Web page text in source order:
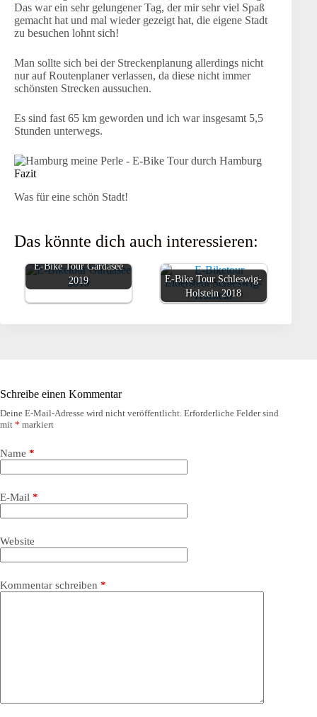
Das war ein sehr gelungener Tag, der mir sehr viel Spaß
gemacht hat und mal wieder gezeigt hat, die eigene Stadt
zu besuchen lohnt sich!
Man sollte sich bei der Streckenplanung allerdings nicht
nur auf Routenplaner verlassen, da diese nicht immer
schönsten Strecken aussuchen.
Es sind fast 65 km geworden und ich war insgesamt 5,5
Stunden unterwegs.
Fazit
Was für eine schön Stadt!
Das könnte dich auch interessieren:
E-Bike Tour Gardasee
2019
E-Bike Tour Schleswig-
Holstein 2018
Schreibe einen Kommentar
Deine E-Mail-Adresse wird nicht veröffentlicht. Erforderliche Felder sind
mit * markiert
Name *
E-Mail *
Website
Kommentar schreiben *